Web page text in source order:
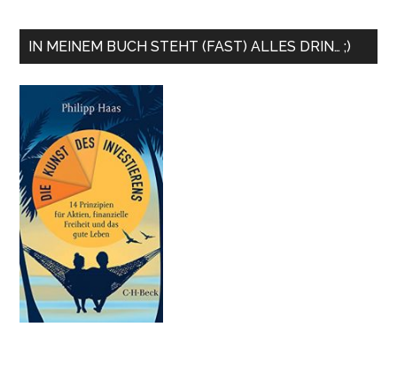
IN MEINEM BUCH STEHT (FAST) ALLES DRIN… ;)